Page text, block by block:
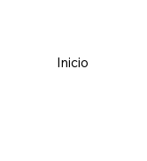
Inicio